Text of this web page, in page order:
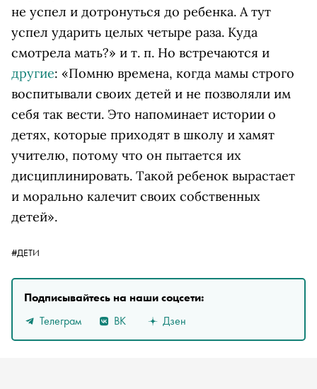
не успел и дотронуться до ребенка. А тут
успел ударить целых четыре раза. Куда
смотрела мать?» и т. п. Но встречаются и
другие: «Помню времена, когда мамы строго
воспитывали своих детей и не позволяли им
себя так вести. Это напоминает истории о
детях, которые приходят в школу и хамят
учителю, потому что он пытается их
дисциплинировать. Такой ребенок вырастает
и морально калечит своих собственных
детей».
#ДЕТИ
Подписывайтесь на наши соцсети:
Телеграм
ВК Дзен